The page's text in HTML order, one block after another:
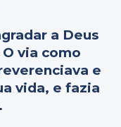
a Deus
via como
e
vida, e fazia